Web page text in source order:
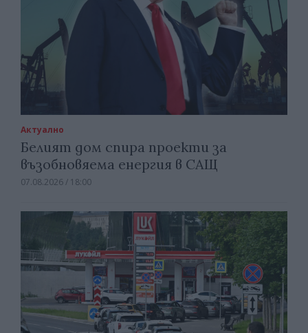
Актуално
Белият дом спира проекти за
възобновяема енергия в САЩ
07.08.2026 / 18:00